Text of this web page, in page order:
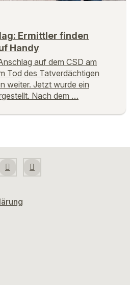
Ermittler finden
Handy
auf dem CSD am
Tod des Tatverdächtigen
weiter. Jetzt wurde ein
Nach dem …